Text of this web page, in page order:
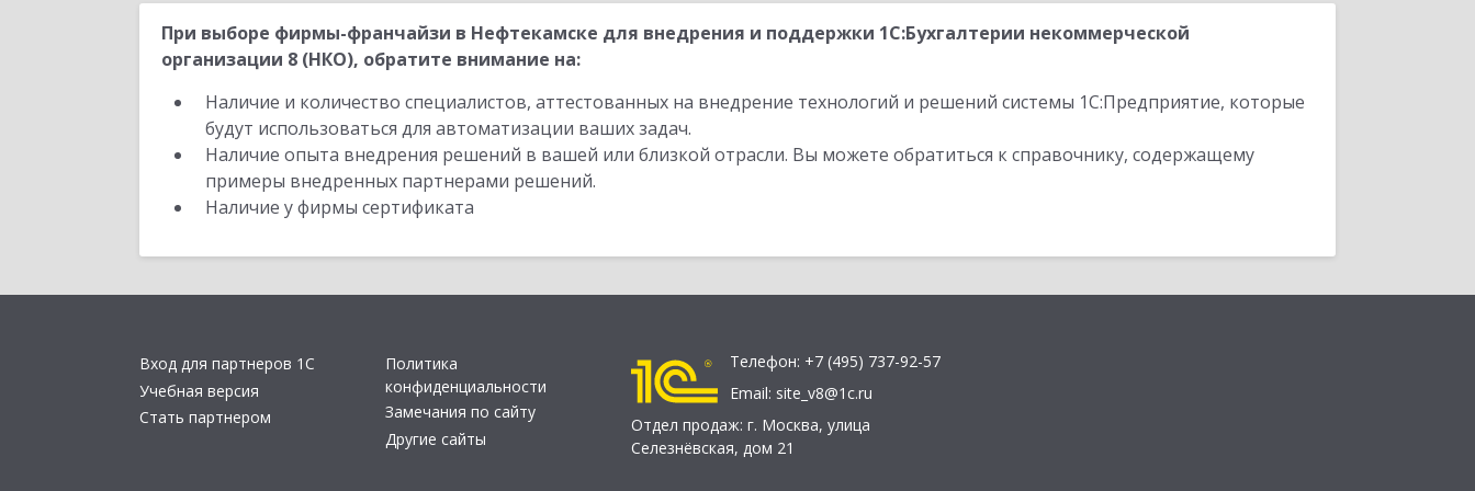
При выборе фирмы-франчайзи в Нефтекамске для внедрения и поддержки 1С:Бухгалтерии некоммерческой
организации 8 (НКО), обратите внимание на:
Наличие и количество специалистов, аттестованных на внедрение технологий и решений системы 1С:Предприятие, которые
будут использоваться для автоматизации ваших задач.
Наличие опыта внедрения решений в вашей или близкой отрасли. Вы можете обратиться к справочнику, содержащему
примеры внедренных партнерами решений.
Наличие у фирмы сертификата
Вход для партнеров 1С
Учебная версия
Стать партнером
Политика
конфиденциальности
Замечания по сайту
Другие сайты
Телефон: +7 (495) 737-92-57
Email: site_v8@1c.ru
Отдел продаж: г. Москва, улица
Селезнёвская, дом 21